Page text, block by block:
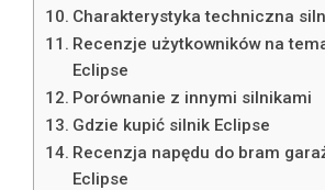
Charakterystyka techniczna
Recenzje użytkowników na
Eclipse
Porównanie z innymi silnikami
Gdzie kupić silnik Eclipse
Recenzja napędu do bram
Eclipse